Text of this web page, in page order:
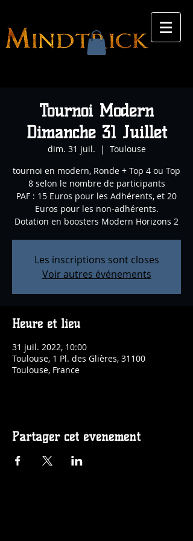
Tournoi Modern
Dimanche 31 Juillet
dim. 31 juil.
  |
Toulouse
tournoi en modern, Ronde + Top 4 ou Top
8 selon le nombre de participants
PAF : 15 Euros pour les Adhérents, et 20
Euros pour les non-adhérents.
Dotation en boosters Modern Horizons 2
Les inscriptions sont closes
Voir autres événements
Heure et lieu
31 juil. 2022, 10:00
Toulouse, 1 Pl. des Glières, 31100
Toulouse, France
Partager cet événement